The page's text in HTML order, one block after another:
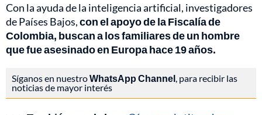
Con la ayuda de la inteligencia artificial, investigadores
de Países Bajos,con el apoyo de la Fiscalía de
Colombia, buscan a los familiares de un hombre
que fue asesinado en Europa hace 19 años.
Síganos en nuestroWhatsApp Channel , para recibir las
noticias de mayor interés